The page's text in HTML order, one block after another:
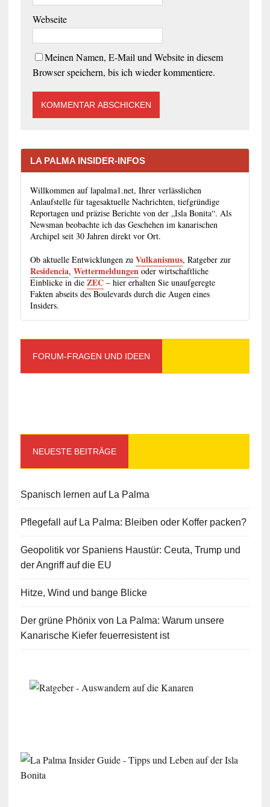
Webseite
Meinen Namen, E-Mail und Website in diesem
Browser speichern, bis ich wieder kommentiere.
LA PALMA INSIDER-INFOS
Willkommen auf lapalma1.net, Ihrer verlässlichen
Anlaufstelle für tagesaktuelle Nachrichten, tiefgründige
Reportagen und präzise Berichte von der „Isla Bonita“. Als
Newsman beobachte ich das Geschehen im kanarischen
Archipel seit 30 Jahren direkt vor Ort.
Ob aktuelle Entwicklungen zu Vulkanismus, Ratgeber zur
Residencia, Wettermeldungenoder wirtschaftliche
Einblicke in die ZEC– hier erhalten Sie unaufgeregte
Fakten abseits des Boulevards durch die Augen eines
Insiders.
FORUM-FRAGEN UND IDEEN
NEUESTE BEITRÄGE
Spanisch lernen auf La Palma
Pflegefall auf La Palma: Bleiben oder Koffer packen?
Geopolitik vor Spaniens Haustür: Ceuta, Trump und
der Angriff auf die EU
Hitze, Wind und bange Blicke
Der grüne Phönix von La Palma: Warum unsere
Kanarische Kiefer feuerresistent ist